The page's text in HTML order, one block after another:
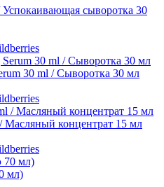
сыворотка 30
30 ml / Сыворотка 30 мл
концентрат 15 мл
мл)